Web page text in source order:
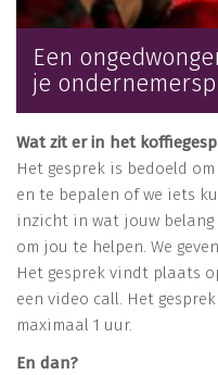
Een
je
Wat zit er in het
Het gesprek is bedoeld
en te bepalen of we iets
inzicht in wat jouw
om jou te helpen. We
Het gesprek vindt plaats
een video call. Het
maximaal 1 uur.
En dan?